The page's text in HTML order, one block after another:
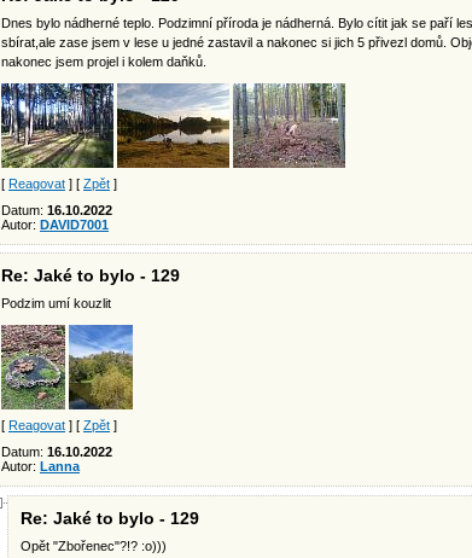
Dnes bylo nádherné teplo. Podzimní příroda je nádherná. Bylo cítit jak se paří
sbírat,ale zase jsem v lese u jedné zastavil a nakonec si jich 5 přivezl domů.
nakonec jsem projel i kolem daňků.
[ Reagovat ] [ Zpět ]
Datum: 16.10.2022
Autor: DAVID7001
Re: Jaké to bylo - 129
Podzim umí kouzlit
[ Reagovat ] [ Zpět ]
Datum: 16.10.2022
Autor: Lanna
Re: Jaké to bylo - 129
Opět "Zbořenec"?!? :o)))